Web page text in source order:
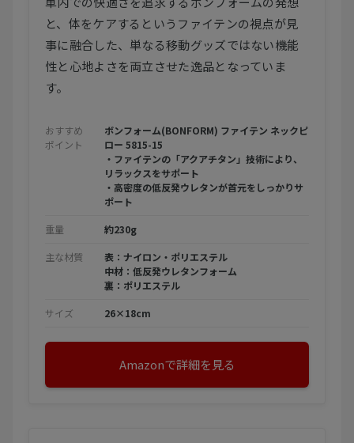
と、体をケアするというファイテンの視点が見
事に融合した、単なる移動グッズではない機能
性と心地よさを両立させた逸品となっていま
す。
おすすめ
ポイント
ボンフォーム(BONFORM) ファイテン ネックピ
ロー 5815-15
・ファイテンの「アクアチタン」技術により、
リラックスをサポート
・高密度の低反発ウレタンが首元をしっかりサ
ポート
重量 約230g
主な材質
表：ナイロン・ポリエステル
中材：低反発ウレタンフォーム
裏：ポリエステル
サイズ 26×18cm
Amazonで詳細を見る